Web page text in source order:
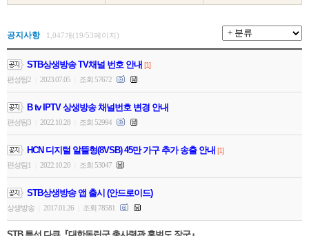
공지사항 1,047개(19/53페이지)
STB상생방송 TV채널 번호 안내 [1]
편성팀2
2023.07.05 조회 57672
B tv IPTV 상생방송 채널번호 변경 안내
편성팀3 2022.10.28 조회 52994
HCN 디지털 알뜰형(8VSB) 45만 가구 추가 송출 안내 [1]
편성팀1
2022.10.20 조회 53047
STB상생방송 앱 출시 (안드로이드)
상생방송 2017.01.26 조회 78581